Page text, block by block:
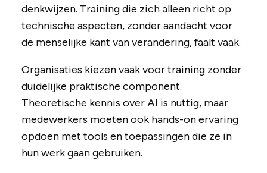
denkwijzen. Training die zich alleen richt op
technische aspecten, zonder aandacht voor
de menselijke kant van verandering, faalt vaak.
Organisaties kiezen vaak voor training zonder
duidelijke praktische component.
Theoretische kennis over AI is nuttig, maar
medewerkers moeten ook hands-on ervaring
opdoen met tools en toepassingen die ze in
hun werk gaan gebruiken.